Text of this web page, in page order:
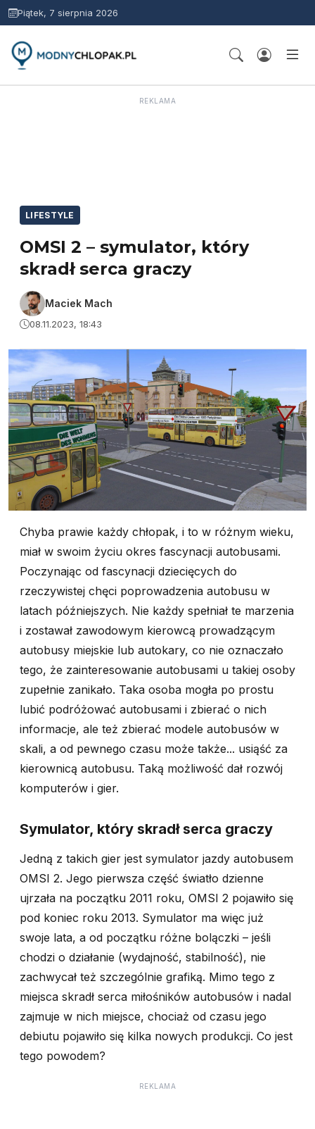
Piątek, 7 sierpnia 2026
REKLAMA
LIFESTYLE
OMSI 2 – symulator, który
skradł serca graczy
Maciek Mach
08.11.2023, 18:43
Chyba prawie każdy chłopak, i to w różnym wieku,
miał w swoim życiu okres fascynacji autobusami.
Poczynając od fascynacji dziecięcych do
rzeczywistej chęci poprowadzenia autobusu w
latach późniejszych. Nie każdy spełniał te marzenia
i zostawał zawodowym kierowcą prowadzącym
autobusy miejskie lub autokary, co nie oznaczało
tego, że zainteresowanie autobusami u takiej osoby
zupełnie zanikało. Taka osoba mogła po prostu
lubić podróżować autobusami i zbierać o nich
informacje, ale też zbierać modele autobusów w
skali, a od pewnego czasu może także... usiąść za
kierownicą autobusu. Taką możliwość dał rozwój
komputerów i gier.
Symulator, który skradł serca graczy
Jedną z takich gier jest symulator jazdy autobusem
OMSI 2. Jego pierwsza część światło dzienne
ujrzała na początku 2011 roku, OMSI 2 pojawiło się
pod koniec roku 2013. Symulator ma więc już
swoje lata, a od początku różne bolączki – jeśli
chodzi o działanie (wydajność, stabilność), nie
zachwycał też szczególnie grafiką. Mimo tego z
miejsca skradł serca miłośników autobusów i nadal
zajmuje w nich miejsce, chociaż od czasu jego
debiutu pojawiło się kilka nowych produkcji. Co jest
tego powodem?
REKLAMA